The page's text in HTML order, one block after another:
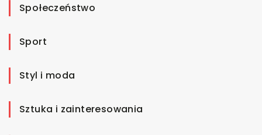
Społeczeństwo
Sport
Styl i moda
Sztuka i zainteresowania